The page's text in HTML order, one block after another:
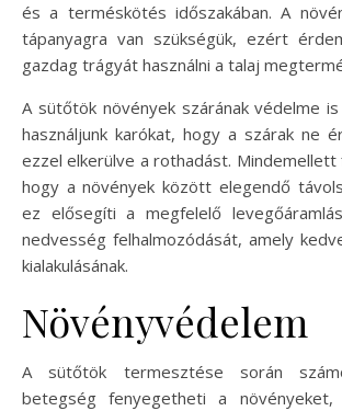
és a terméskötés időszakában. A
tápanyagra van szükségük, ezért
gazdag trágyát használni a talaj
A sütőtök növények szárának védelme
használjunk karókat, hogy a szárak ne
ezzel elkerülve a rothadást. Mindemellett
hogy a növények között elegendő
ez elősegíti a megfelelő
nedvesség felhalmozódását, amely
kialakulásának.
Növényvédelem
A sütőtök termesztése során
betegség fenyegetheti a